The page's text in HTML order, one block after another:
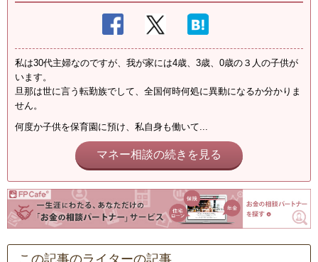
私は30代主婦なのですが、我が家には4歳、3歳、0歳の３人の子供が
います。
旦那は世に言う転勤族でして、全国何時何処に異動になるか分かりま
せん。
何度か子供を保育園に預け、私自身も働いて...
マネー相談の続きを見る